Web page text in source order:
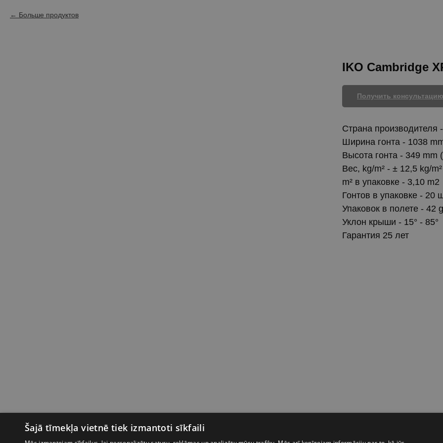
Больше продуктов
IKO Cambridge
Получить консультацию
Cтрана производителя
Ширина гонта - 1038
Высота гонта - 349 mm
Вес, kg/m² - ± 12,5 kg/m²
m² в упаковке - 3,10 m2
Гонтов в упаковке - 20
Упаковок в полете - 42
Уклон крыши - 15° - 85°
Гарантия 25 лет
Šajā tīmekļa vietnē tiek izmantoti sīkfaili